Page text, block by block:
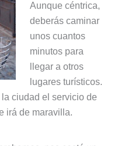
Aunque céntrica,
deberás caminar
unos cuantos
minutos para
llegar a otros
lugares turísticos.
ciudad el servicio de
irá de maravilla.